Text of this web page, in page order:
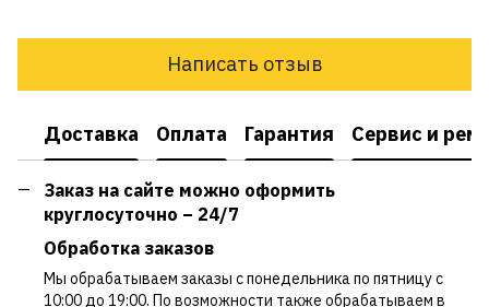
Написать отзыв
Доставка Оплата Гарантия Сервис и
Заказ на сайте можно оформить
круглосуточно – 24/7
Обработка заказов
Мы обрабатываем заказы с понедельника по пятницу с
10:00 до 19:00. По возможности также обрабатываем в